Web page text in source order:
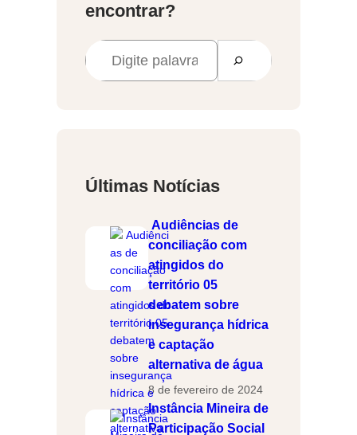
encontrar?
s
Últimas Notícias
Audiências de
conciliação com
atingidos do
território 05
debatem sobre
insegurança hídrica
e captação
alternativa de água
8 de fevereiro de 2024
Instância Mineira de
Participação Social